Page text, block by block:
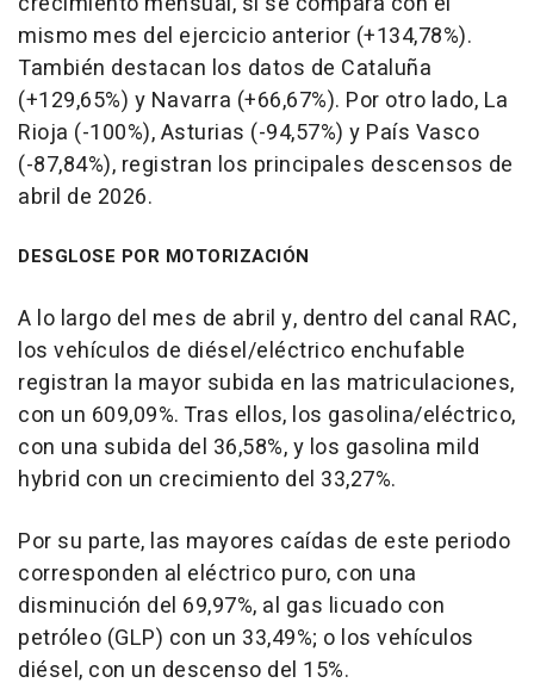
mismo mes del ejercicio anterior (+134,78%).
También destacan los datos de Cataluña
(+129,65%) y Navarra (+66,67%). Por otro lado, La
Rioja (-100%), Asturias (-94,57%) y País Vasco
(-87,84%), registran los principales descensos de
abril de 2026.
DESGLOSE POR MOTORIZACIÓN
A lo largo del mes de abril y, dentro del canal RAC,
los vehículos de diésel/eléctrico enchufable
registran la mayor subida en las matriculaciones,
con un 609,09%. Tras ellos, los gasolina/eléctrico,
con una subida del 36,58%, y los gasolina mild
hybrid con un crecimiento del 33,27%.
Por su parte, las mayores caídas de este periodo
corresponden al eléctrico puro, con una
disminución del 69,97%, al gas licuado con
petróleo (GLP) con un 33,49%; o los vehículos
diésel, con un descenso del 15%.